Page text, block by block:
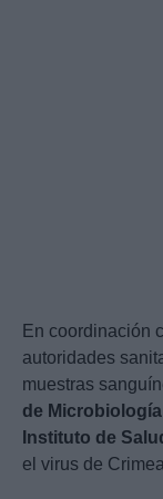
En coordinación
autoridades
muestras
de
Instituto de
el virus de